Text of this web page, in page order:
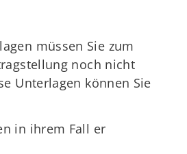
müssen Sie zum
noch nicht
Unterlagen können Sie
in ihrem Fall er